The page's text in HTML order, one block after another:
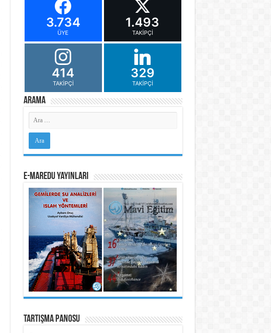
3.734
ÜYE
1.493
TAKIPÇI
414
TAKIPÇI
329
TAKIPÇI
Arama
e-MarEdu Yayınları
Tartışma Panosu